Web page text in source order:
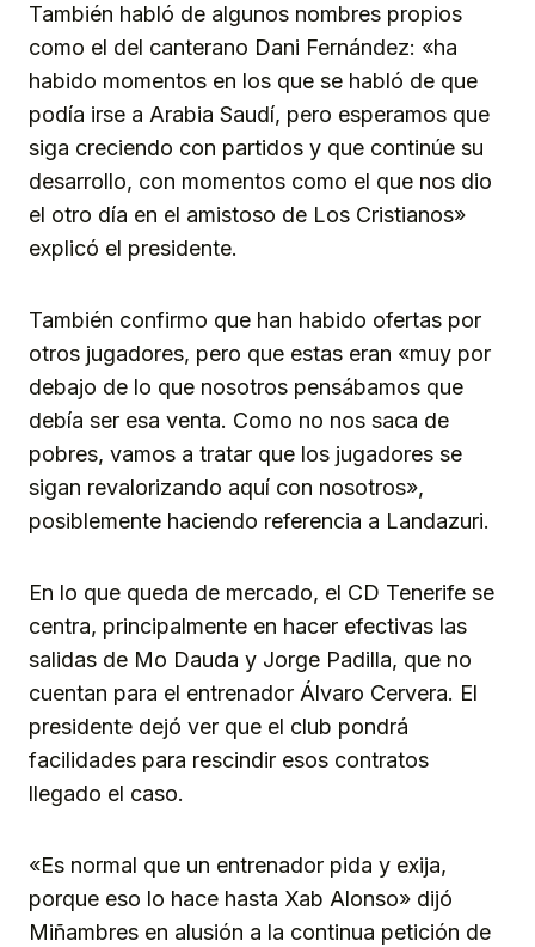
También habló de algunos nombres propios
como el del canterano Dani Fernández: «ha
habido momentos en los que se habló de que
podía irse a Arabia Saudí, pero esperamos que
siga creciendo con partidos y que continúe su
desarrollo, con momentos como el que nos dio
el otro día en el amistoso de Los Cristianos»
explicó el presidente.
También confirmo que han habido ofertas por
otros jugadores, pero que estas eran «muy por
debajo de lo que nosotros pensábamos que
debía ser esa venta. Como no nos saca de
pobres, vamos a tratar que los jugadores se
sigan revalorizando aquí con nosotros»,
posiblemente haciendo referencia a Landazuri.
En lo que queda de mercado, el CD Tenerife se
centra, principalmente en hacer efectivas las
salidas de Mo Dauda y Jorge Padilla, que no
cuentan para el entrenador Álvaro Cervera. El
presidente dejó ver que el club pondrá
facilidades para rescindir esos contratos
llegado el caso.
«Es normal que un entrenador pida y exija,
porque eso lo hace hasta Xab Alonso» dijó
Miñambres en alusión a la continua petición de